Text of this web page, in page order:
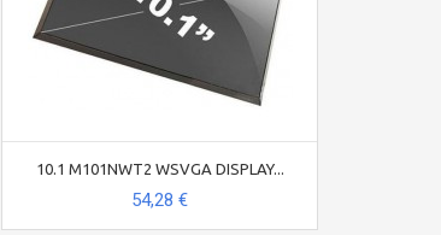
10.1 M101NWT2 WSVGA DISPLAY...
54,28 €